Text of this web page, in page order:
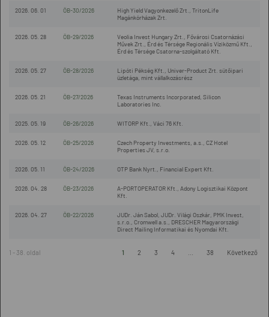
2026. 06. 01 ÖB-30/2026
High Yield Vagyonkezelő Zrt., TritonLife
Magánkórházak Zrt.
2026. 05. 28 ÖB-29/2026
Veolia Invest Hungary Zrt., Fővárosi Csatornázási
Művek Zrt., Érd és Térsége Regionális Víziközmű Kft.,
Érd és Térsége Csatorna-szolgáltató Kft.
2026. 05. 27 ÖB-28/2026
Lipóti Pékség Kft., Univer-Product Zrt. sütőipari
üzletága, mint vállalkozásrész
2026. 05. 21 ÖB-27/2026
Texas Instruments Incorporated, Silicon
Laboratories Inc.
2025. 05. 19 ÖB-26/2026 WITORP Kft., Váci 76 Kft.
2026. 05. 12 ÖB-25/2026
Czech Property Investments, a.s., CZ Hotel
Properties JV, s.r.o.
2026. 05. 11 ÖB-24/2026 OTP Bank Nyrt., Financial Expert Kft.
2026. 04. 28 ÖB-23/2026
A-PORTOPERATOR Kft., Adony Logisztikai Központ
Kft.
2026. 04. 27 ÖB-22/2026
JUDr. Ján Sabol, JUDr. Világi Oszkár, PMK Invest,
s.r.o., Cromwell a.s., DRESCHER Magyarországi
Direct Mailing Informatikai és Nyomdai Kft.
1 - 38. oldal 1 2 3 4 38 Következő